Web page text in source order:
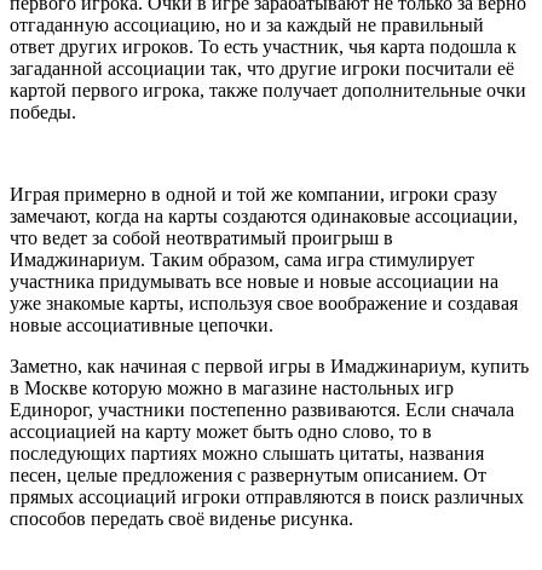
отгаданную ассоциацию, но и за каждый не правильный
ответ других игроков. То есть участник, чья карта подошла к
загаданной ассоциации так, что другие игроки посчитали её
картой первого игрока, также получает дополнительные очки
победы.
Играя примерно в одной и той же компании, игроки сразу
замечают, когда на карты создаются одинаковые ассоциации,
что ведет за собой неотвратимый проигрыш в
Имаджинариум. Таким образом, сама игра стимулирует
участника придумывать все новые и новые ассоциации на
уже знакомые карты, используя свое воображение и создавая
новые ассоциативные цепочки.
Заметно, как начиная с первой игры в Имаджинариум, купить
в Москве которую можно в магазине настольных игр
Единорог, участники постепенно развиваются. Если сначала
ассоциацией на карту может быть одно слово, то в
последующих партиях можно слышать цитаты, названия
песен, целые предложения с развернутым описанием. От
прямых ассоциаций игроки отправляются в поиск различных
способов передать своё виденье рисунка.